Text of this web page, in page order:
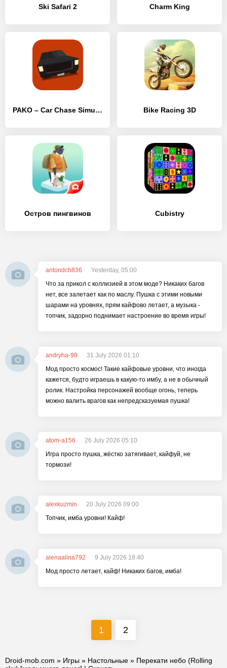
Ski Safari 2 Charm King
PAKO – Car Chase Simulator Bike Racing 3D
Остров пингвинов Cubistry
antondch836
Yesterday, 05:00
Что за прикол с коллизией в этом моде? Никаких багов
нет, все залетает как по маслу. Пушка с этими новыми
шарами на уровнях, прям кайфово летает, а музыка -
топчик, задорно поднимает настроение во время игры!
andryha-98
31 July 2026 01:10
Мод просто космос! Такие кайфовые уровни, что иногда
кажется, будто играешь в какую-то имбу, а не в обычный
ролик. Настройка персонажей вообще огонь, теперь
можно валить врагов как непредсказуемая пушка!
atom-a156
26 July 2026 05:10
Игра просто пушка, жёстко затягивает, кайфуй, не
тормози!
alexkuzmin
20 July 2026 09:00
Топчик, имба уровни! Кайф!
alenaalina792
9 July 2026 18:40
Мод просто летает, кайф! Никаких багов, имба!
1 2
Droid-mob.com » Игры » Настольные » Перекати небо (Rolling